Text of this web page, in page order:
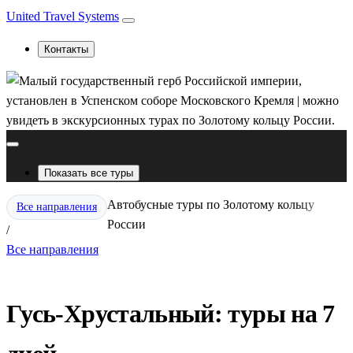
United Travel Systems
Контакты
Показать все туры
Все направления
/
Автобусные туры по Золотому кольцу
России
Все направления
Гусь-Хрустальный: туры на 7